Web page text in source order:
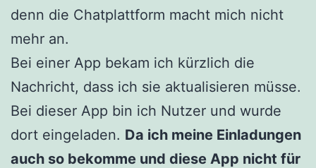
denn die Chatplattform macht mich nicht
mehr an.
Bei einer App bekam ich kürzlich die
Nachricht, dass ich sie aktualisieren müsse.
Bei dieser App bin ich Nutzer und wurde
dort eingeladen. Da ich meine Einladungen
auch so bekomme und diese App nicht für